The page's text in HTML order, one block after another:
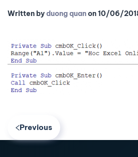
Written byduong quanon10/06/
Previous